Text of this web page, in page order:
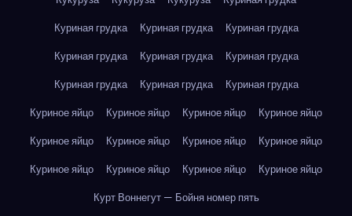
Куриная грудка
Куриная грудка
Куриная грудка
Куриная грудка
Куриная грудка
Куриная грудка
Куриная грудка
Куриная грудка
Куриная грудка
Куриное яйцо
Куриное яйцо Куриное яйцо
Куриное яйцо
Куриное яйцо
Куриное яйцо Куриное яйцо
Куриное яйцо
Куриное яйцо
Куриное яйцо Куриное яйцо
Куриное яйцо
Курт Воннегут — Бойня номер пять